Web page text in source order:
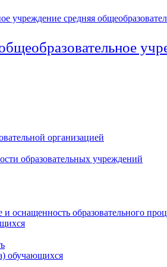
организацией
образовательных учреждений
оснащенность образовательного
обучающихся